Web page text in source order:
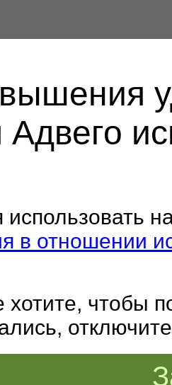
Адвего
в отношении
чтобы